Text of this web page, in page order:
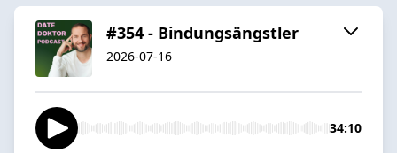
#354 - Bindungsängstler
2026-07-16
34:10